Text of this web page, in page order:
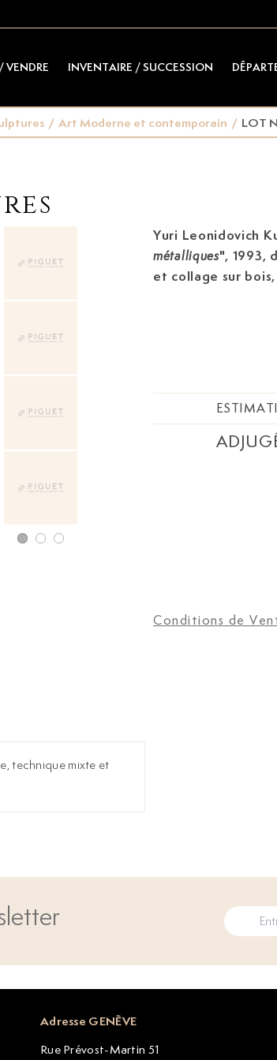
VENDRE INVENTAIRE / SUCCESSION
/ Art Moderne et contemporain / LOT
Yuri Leonidovich
métalliques", 1993,
et collage sur
Conditions de
technique mixte et
Adresse GENÈVE
Rue Prévost-Martin 51